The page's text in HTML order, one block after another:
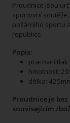
Proudnice jsou
sportovní
požárního sportu
republice.
Popis:
pracovní tlak
hmotnost:
délka:
Proudnice je
souvisejícím